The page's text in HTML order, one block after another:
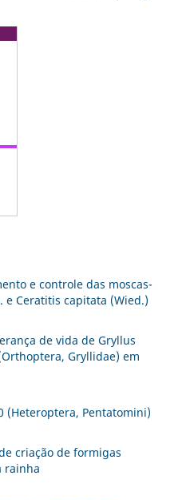
e controle das moscas-
Ceratitis capitata (Wied.)
de vida de Gryllus
Gryllidae) em
(Heteroptera, Pentatomini)
criação de formigas
rainha